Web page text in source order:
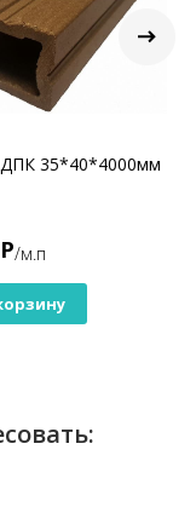
35*40*4000мм
/м.п